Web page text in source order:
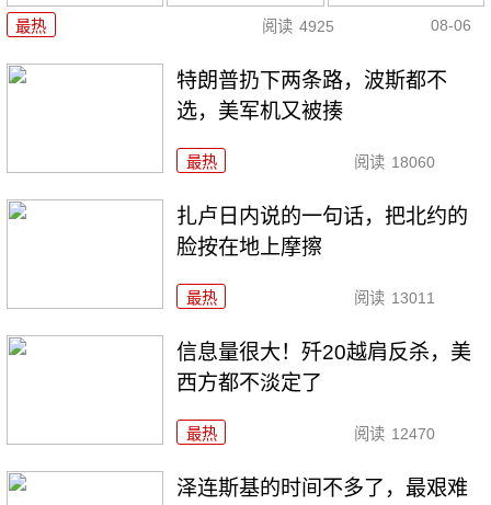
最热 阅读 4925 08-06
特朗普扔下两条路，波斯都不
选，美军机又被揍
最热 阅读 18060
扎卢日内说的一句话，把北约的
脸按在地上摩擦
最热 阅读 13011
信息量很大！歼20越肩反杀，美
西方都不淡定了
最热 阅读 12470
泽连斯基的时间不多了，最艰难